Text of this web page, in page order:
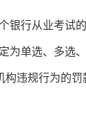
银行从业考试
为单选、多选
构违规行为的